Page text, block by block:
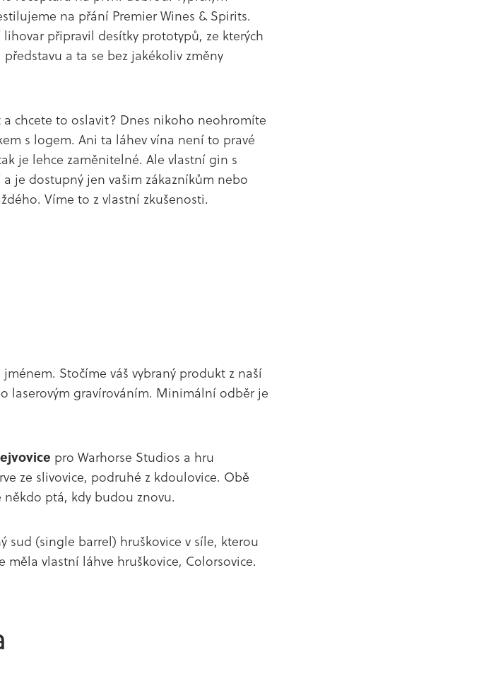
na přání Premier Wines & Spirits.
připravil desítky prototypů, ze kterých
a ta se bez jakékoliv změny
chcete to oslavit? Dnes nikoho neohromíte
s logem. Ani ta láhev vína není to pravé
je lehce zaměnitelné. Ale vlastní gin s
je dostupný jen vašim zákazníkům nebo
Víme to z vlastní zkušenosti.
Stočíme váš vybraný produkt z naší
laserovým gravírováním. Minimální odběr je
pro Warhorse Studios a hru
ze slivovice, podruhé z kdoulovice. Obě
někdo ptá, kdy budou znovu.
sud (single barrel) hruškovice v síle, kterou
vlastní láhve hruškovice, Colorsovice.